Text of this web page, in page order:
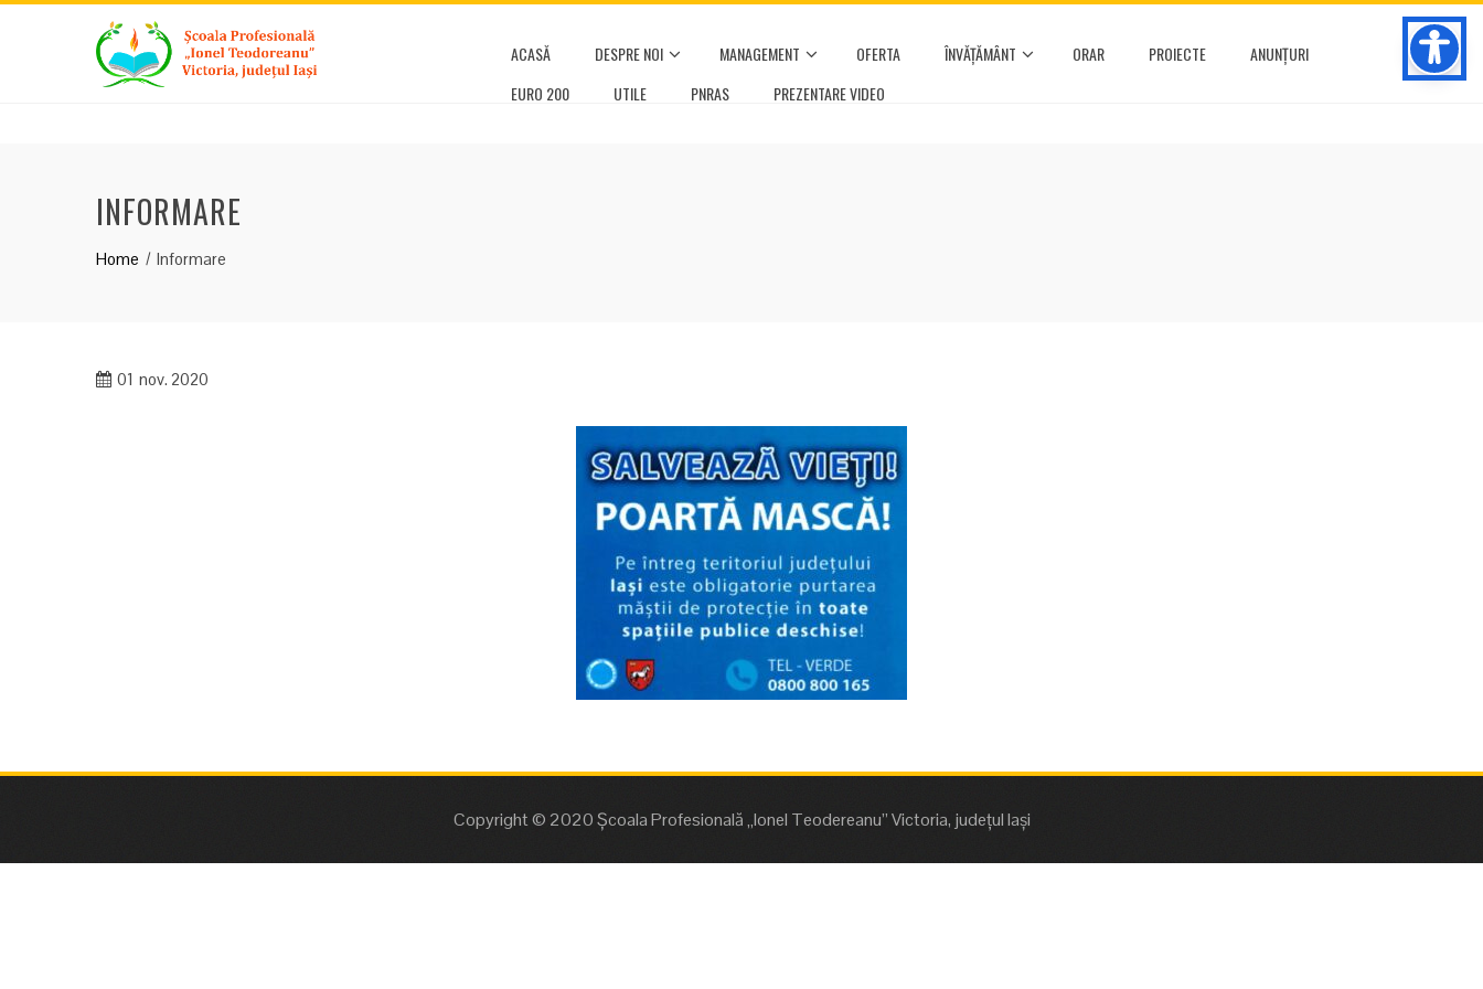
ACASĂ DESPRE NOI MANAGEMENT OFERTA ÎNVĂȚĂMÂNT ORAR PROIECTE
ANUNȚURI
EURO 200
UTILE PNRAS PREZENTARE VIDEO
INFORMARE
Home Informare
01 nov. 2020
Copyright © 2020 Școala Profesională „Ionel Teodereanu” Victoria, județul Iași